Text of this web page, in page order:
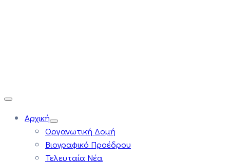
Αρχική
Οργανωτική Δομή
Βιογραφικό Προέδρου
Τελευταία Νέα